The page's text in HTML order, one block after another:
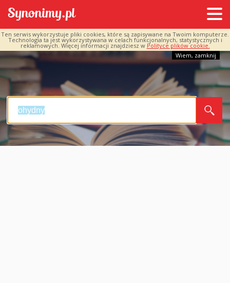
Ten serwis wykorzystuje pliki cookies, które są zapisywane na Twoim komputerze.
Technologia ta jest wykorzystywana w celach funkcjonalnych, statystycznych i
reklamowych. Więcej informacji znajdziesz w Polityce plików cookie.
Wiem, zamknij